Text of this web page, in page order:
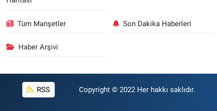
Tüm Manşetler Son Dakika Haberleri
Haber Arşivi
RSS Copyright © 2022 Her hakkı saklıdır.